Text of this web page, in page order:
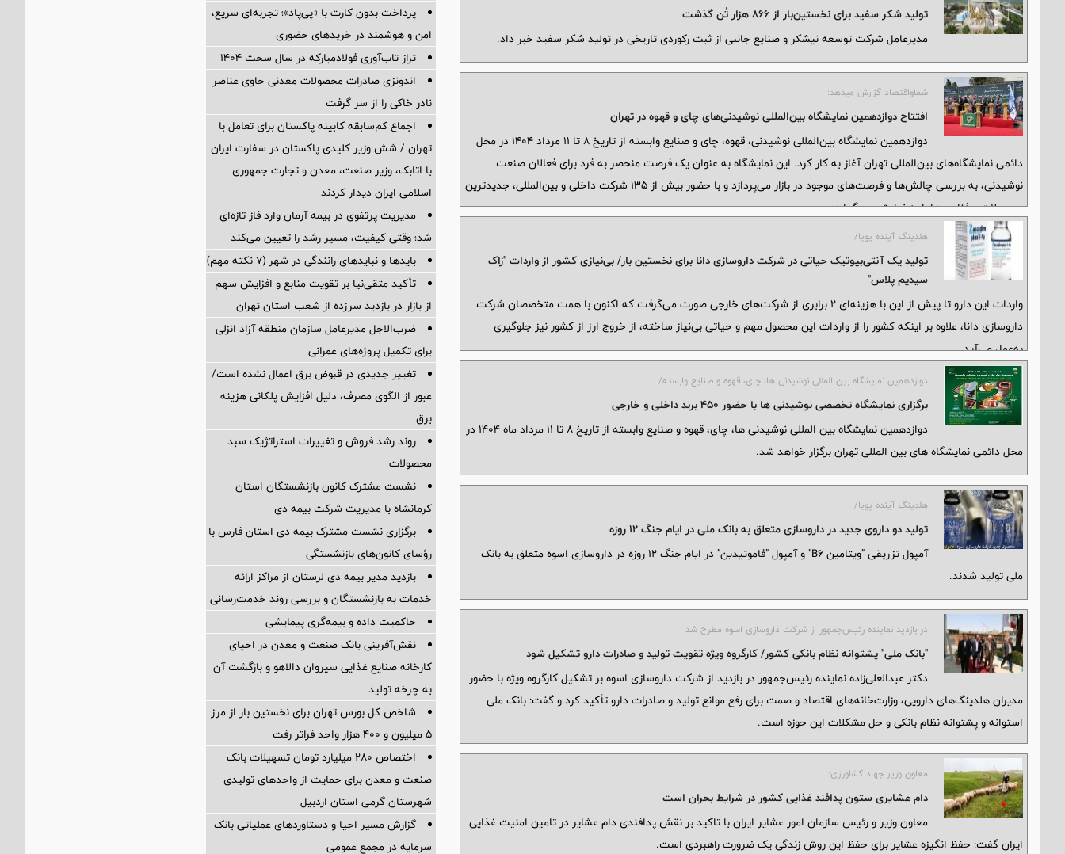
تولید شکر سفید برای نخستین‌بار از ۸۶۶ هزار تُن گذشت
مدیرعامل شرکت توسعه نیشکر و صنایع جانبی از ثبت رکوردی تاریخی در تولید شکر سفید خبر داد.
شماواقتصاد گزارش میدهد:
افتتاح دوازدهمین نمایشگاه بین‌المللی نوشیدنی‌های چای و قهوه در تهران
دوازدهمین نمایشگاه بین‌المللی نوشیدنی، قهوه، چای و صنایع وابسته از تاریخ ۸ تا ۱۱ مرداد ۱۴۰۴ در محل
دائمی نمایشگاه‌های بین‌المللی تهران آغاز به کار کرد. این نمایشگاه به عنوان یک فرصت منحصر به فرد برای فعالان صنعت
نوشیدنی، به بررسی چالش‌ها و فرصت‌های موجود در بازار می‌پردازد و با حضور بیش از ۱۳۵ شرکت داخلی و بین‌المللی، جدیدترین
محصولات و فناوری‌ها را به نمایش می‌گذارد.
هلدینگ آینده پویا/
تولید یک آنتی‌بیوتیک حیاتی در شرکت داروسازی دانا برای نخستین بار/ بی‌نیازی کشور از واردات "زاک
سیدیم پلاس"
واردات این دارو تا پیش از این با هزینه‌ای 2 برابری از شرکت‌های خارجی صورت می‌گرفت که اکنون با همت متخصصان شرکت
داروسازی دانا، علاوه بر اینکه کشور را از واردات این محصول مهم و حیاتی بی‌نیاز ساخته، از خروج ارز از کشور نیز جلوگیری
به‌عمل می‌آید.
دوازدهمین نمایشگاه بین المللی نوشیدنی ها، چای، قهوه و صنایع وابسته/
برگزاری نمایشگاه تخصصی نوشیدنی ‌ها با حضور ۴۵۰ برند داخلی و خارجی
دوازدهمین نمایشگاه بین المللی نوشیدنی ها، چای، قهوه و صنایع وابسته از تاریخ ۸ تا ۱۱ مرداد ماه ۱۴۰۴ در
محل دائمی نمایشگاه های بین المللی تهران برگزار خواهد شد.
هلدینگ آینده پویا/
تولید دو داروی جدید در داروسازی متعلق به بانک ملی در ایام جنگ 12 روزه
آمپول تزریقی "ویتامین B6" و آمپول "فاموتیدین" در ایام جنگ 12 روزه در داروسازی اسوه متعلق به بانک
ملی تولید شدند.
در بازدید نماینده رئیس‌جمهور از شرکت داروسازی اسوه مطرح شد
"بانک ملی" پشتوانه نظام بانکی کشور/ کارگروه ویژه تقویت تولید و صادرات دارو تشکیل شود
دکتر عبدالعلی‌زاده نماینده رئیس‌جمهور در بازدید از شرکت داروسازی اسوه بر تشکیل کارگروه ویژه با حضور
مدیران هلدینگ‌های دارویی، وزارت‌خانه‌های اقتصاد و صمت برای رفع موانع تولید و صادرات دارو تأکید کرد و گفت: بانک ملی
استوانه و پشتوانه نظام بانکی و حل مشکلات این حوزه است.
معاون وزیر جهاد کشاورزی:
دام عشایری ستون پدافند غذایی کشور در شرایط بحران است
معاون وزیر و رئیس سازمان امور عشایر ایران با تاکید بر نقش پدافندی دام عشایر در تامین امنیت غذایی
ایران گفت: حفظ انگیزه عشایر برای حفظ این روش زندگی یک ضرورت راهبردی است.
پرداخت بدون کارت با «پی‌پاد»؛ تجربه‌ای سریع،
امن و هوشمند در خریدهای حضوری
تراز تاب‌آوری فولادمبارکه در سال سخت ۱۴۰۴
اندونزی صادرات محصولات معدنی حاوی عناصر
نادر خاکی را از سر گرفت
اجماع کم‌سابقه کابینه پاکستان برای تعامل با
تهران / شش وزیر کلیدی پاکستان در سفارت ایران
با اتابک، وزیر صنعت، معدن و تجارت جمهوری
اسلامی ایران دیدار کردند
مدیریت پرتفوی در بیمه آرمان وارد فاز تازه‌ای
شد؛ وقتی کیفیت، مسیر رشد را تعیین می‌کند
بایدها و نبایدهای رانندگی در شهر (۷ نکته مهم)
تأکید متقی‌نیا بر تقویت منابع و افزایش سهم
از بازار در بازدید سرزده از شعب استان تهران
ضرب‌الاجل مدیرعامل سازمان منطقه آزاد انزلی
برای تكمیل پروژه‌های عمرانی
تغییر جدیدی در قبوض برق اعمال نشده است/
عبور از الگوی مصرف، دلیل افزایش پلکانی هزینه
برق
روند رشد فروش و تغییرات استراتژیک سبد
محصولات
نشست مشترک کانون بازنشستگان استان
کرمانشاه با مدیریت شرکت بیمه دی
برگزاری نشست مشترک بیمه دی استان فارس با
رؤسای کانون‌های بازنشستگی
بازدید مدیر بیمه دی لرستان از مراکز ارائه
خدمات به بازنشستگان و بررسی روند خدمت‌رسانی
حاکمیت داده و بیمه‌گری پیمایشی
نقش‌آفرینی بانک صنعت و معدن در احیای
کارخانه صنایع غذایی سیروان دالاهو و بازگشت آن
به چرخه تولید
شاخص کل بورس تهران برای نخستین بار از مرز
۵ میلیون و ۴۰۰ هزار واحد فراتر رفت
اختصاص ۲۸۰ میلیارد تومان تسهیلات بانک
صنعت و معدن برای حمایت از واحدهای تولیدی
شهرستان گرمی استان اردبیل
گزارش مسیر احیا و دستاوردهای عملیاتی بانک
سرمایه در مجمع عمومی